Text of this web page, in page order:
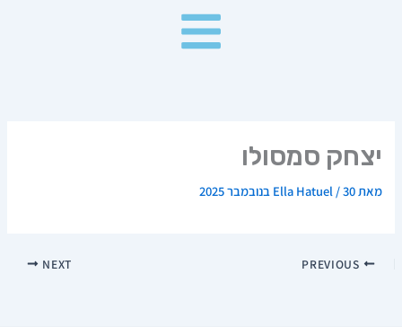
יצחק סמסולו
מאת Ella Hatuel /30 בנובמבר 2025
NEXT